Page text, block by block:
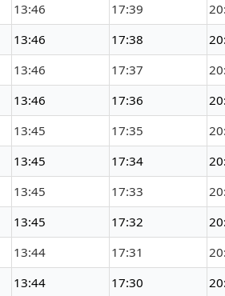
13:46 17:39
13:46 17:38
13:46 17:37
13:46 17:36
13:45 17:35
13:45 17:34
13:45 17:33
13:45 17:32
13:44 17:31
13:44 17:30